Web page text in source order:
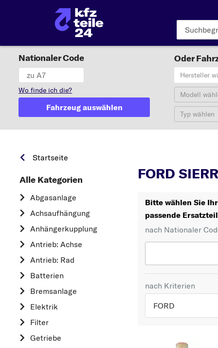
Nationaler Code
Wo finde ich die?
Fahrzeug auswählen
Oder
Hersteller
Modell
Typ wählen
Startseite
Alle Kategorien
Abgasanlage
Achsaufhängung
Anhängerkupplung
Antrieb: Achse
Antrieb: Rad
Batterien
Bremsanlage
Elektrik
Filter
Getriebe
FORD
Bitte wählen Sie
passende
nach Nationaler
nach Kriterien
FORD